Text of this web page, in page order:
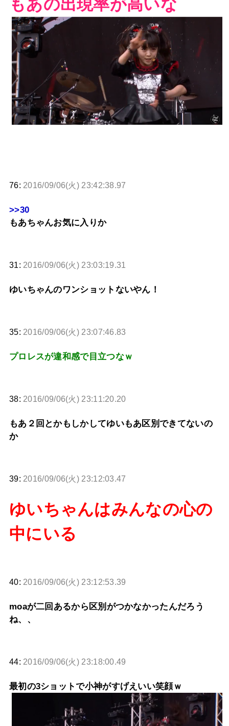
もあの出現率が高いな
76: 2016/09/06(火) 23:42:38.97
>>30
もあちゃんお気に入りか
31: 2016/09/06(火) 23:03:19.31
ゆいちゃんのワンショットないやん！
35: 2016/09/06(火) 23:07:46.83
プロレスが違和感で目立つなｗ
38: 2016/09/06(火) 23:11:20.20
もあ２回とかもしかしてゆいもあ区別できてないの
か
39: 2016/09/06(火) 23:12:03.47
ゆいちゃんはみんなの心の
中にいる
40: 2016/09/06(火) 23:12:53.39
moaが二回あるから区別がつかなかったんだろう
ね、、
44: 2016/09/06(火) 23:18:00.49
最初の3ショットで小神がすげえいい笑顔ｗ